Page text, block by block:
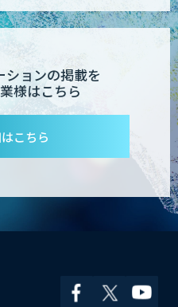
ションの掲載を
様はこちら
こちら